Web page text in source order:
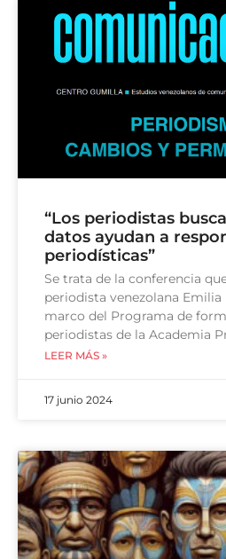
“Los periodistas
datos ayudan a
periodísticas”
Se trata de la conferencia
periodista venezolana Emilia
marco del Programa de
periodistas de la Academia
LEER MÁS »
17 junio 2024